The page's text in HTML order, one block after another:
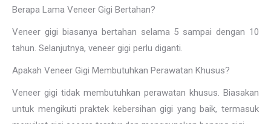
Berapa Lama Veneer Gigi Bertahan?
Veneer gigi biasanya bertahan selama 5 sampai dengan 10
tahun. Selanjutnya, veneer gigi perlu diganti.
Apakah Veneer Gigi Membutuhkan Perawatan Khusus?
Veneer gigi tidak membutuhkan perawatan khusus. Biasakan
untuk mengikuti praktek kebersihan gigi yang baik, termasuk